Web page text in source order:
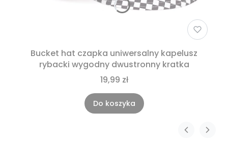
Bucket hat czapka uniwersalny kapelusz
rybacki wygodny dwustronny kratka
19,99 zł
Do koszyka